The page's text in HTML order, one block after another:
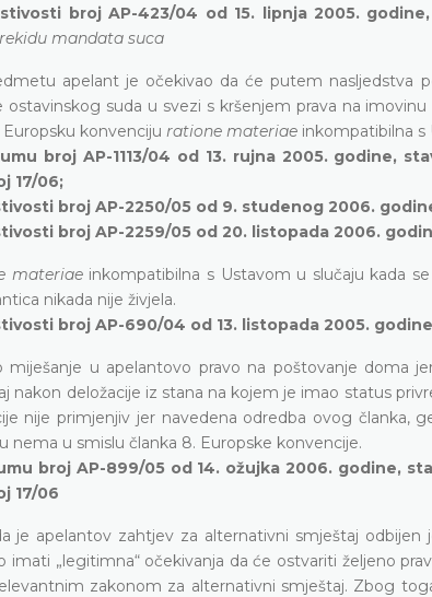
broj AP-423/04 od 15. lipnja 2005.
mandata suca
apelant je očekivao da će putem nasljedstva
ostavinskog suda u svezi s kršenjem prava na
konvenciju ratione materiae inkompatibilna
broj AP-1113/04 od 13. rujna 2005. godine,
17/06;
broj AP-2250/05 od 9. studenog 2006.
broj AP-2259/05 od 20. listopada 2006.
materiae inkompatibilna s Ustavom u slučaju kada
nikada nije živjela.
broj AP-690/04 od 13. listopada 2005.
miješanje u apelantovo pravo na poštovanje doma
nakon deložacije iz stana na kojem je imao status
nije primjenjiv jer navedena odredba ovog članka,
nema u smislu članka 8. Europske konvencije.
broj AP-899/05 od 14. ožujka 2006. godine,
17/06
je apelantov zahtjev za alternativni smještaj
imati „legitimna“ očekivanja da će ostvariti željeno
zakonom za alternativni smještaj. Zbog